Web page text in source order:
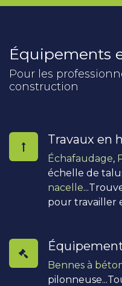
Équipements
Pour les
construction
Travaux en
Échafaudage,
échelle de
nacelle
pour travailler
Bennes à